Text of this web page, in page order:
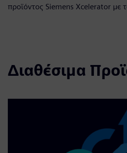
προϊόντος Siemens Xcelerator με
Διαθέσιμα